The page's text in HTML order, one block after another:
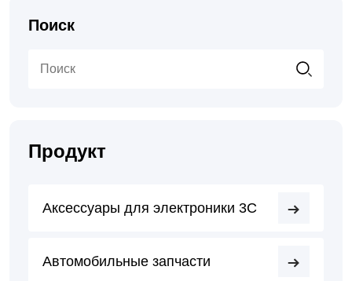
Поиск
Продукт
Аксессуары для электроники 3C
Автомобильные запчасти